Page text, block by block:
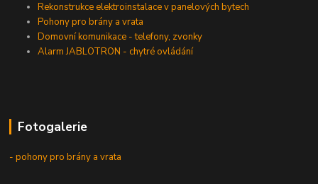
Rekonstrukce elektroinstalace v panelových bytech
Pohony pro brány a vrata
Domovní komunikace - telefony, zvonky
Alarm JABLOTRON - chytré ovládání
Fotogalerie
- pohony pro brány a vrata